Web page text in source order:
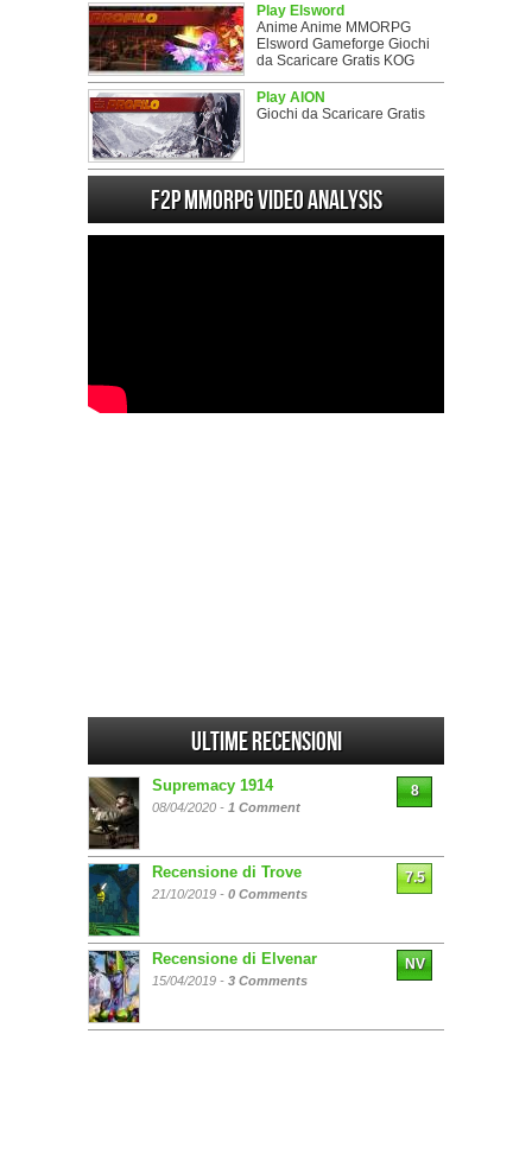
Play Elsword
Anime Anime MMORPG
Elsword Gameforge Giochi
da Scaricare Gratis KOG
Play AION
Giochi da Scaricare Gratis
F2P MMORPG Video analysis
Ultime Recensioni
Supremacy 1914
08/04/2020 - 1 Comment
8
Recensione di Trove
21/10/2019 - 0 Comments
7.5
Recensione di Elvenar
15/04/2019 - 3 Comments
NV